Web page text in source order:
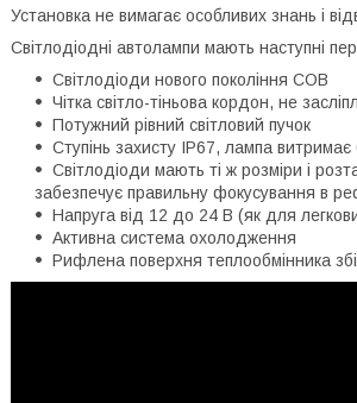
Установка не вимагає особливих знань і
Світлодіодні автолампи мають наступні
Світлодіоди нового покоління СОВ
Чітка світло-тіньова кордон, не
Потужний рівний світловий пучок
Ступінь захисту IP67, лампа витримає
Світлодіоди мають ті ж розміри і
забезпечує правильну фокусування в
Напруга від 12 до 24 В (як для
Активна система охолодження
Рифлена поверхня теплообмінника